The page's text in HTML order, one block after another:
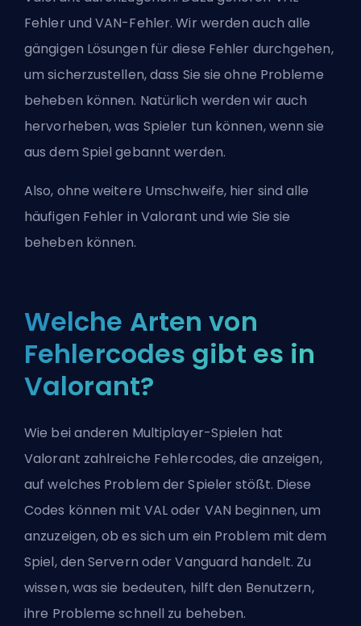
Fehler und VAN-Fehler. Wir werden auch alle
gängigen Lösungen für diese Fehler durchgehen,
um sicherzustellen, dass Sie sie ohne Probleme
beheben können. Natürlich werden wir auch
hervorheben, was Spieler tun können, wenn sie
aus dem Spiel gebannt werden.
Also, ohne weitere Umschweife, hier sind alle
häufigen Fehler in Valorant und wie Sie sie
beheben können.
Welche Arten von
Fehlercodes gibt es in
Valorant?
Wie bei anderen Multiplayer-Spielen hat
Valorant zahlreiche Fehlercodes, die anzeigen,
auf welches Problem der Spieler stößt. Diese
Codes können mit VAL oder VAN beginnen, um
anzuzeigen, ob es sich um ein Problem mit dem
Spiel, den Servern oder Vanguard handelt. Zu
wissen, was sie bedeuten, hilft den Benutzern,
ihre Probleme schnell zu beheben.